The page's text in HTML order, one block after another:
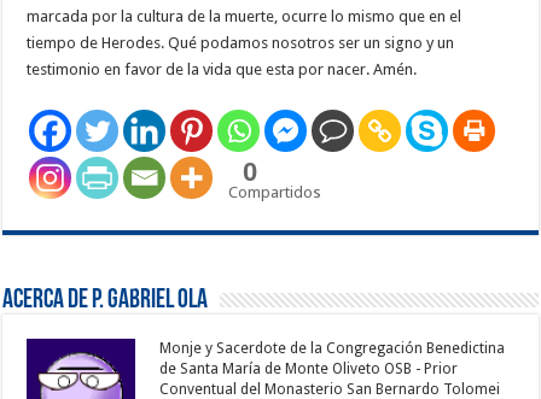
marcada por la cultura de la muerte, ocurre lo mismo que en el
tiempo de Herodes. Qué podamos nosotros ser un signo y un
testimonio en favor de la vida que esta por nacer. Amén.
0
Compartidos
Acerca de P. Gabriel Ola
Monje y Sacerdote de la Congregación Benedictina
de Santa María de Monte Oliveto OSB - Prior
Conventual del Monasterio San Bernardo Tolomei